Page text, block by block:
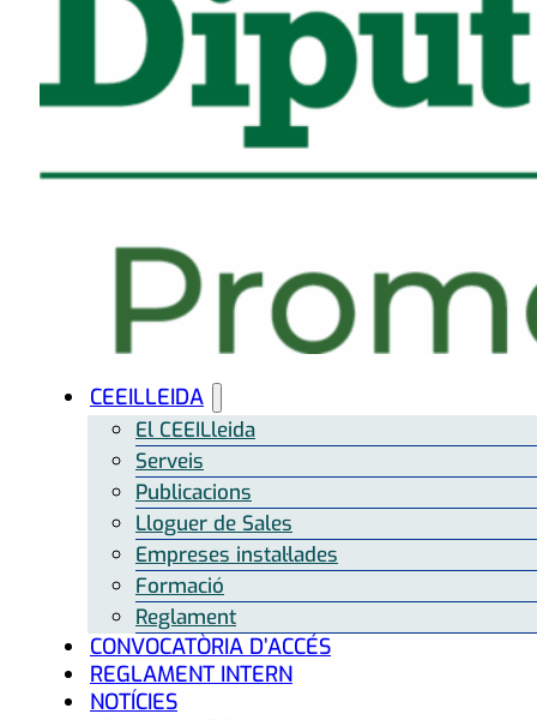
CEEILLEIDA
El CEEILleida
Serveis
Publicacions
Lloguer de Sales
Empreses instal·lades
Formació
Reglament
CONVOCATÒRIA D’ACCÉS
REGLAMENT INTERN
NOTÍCIES